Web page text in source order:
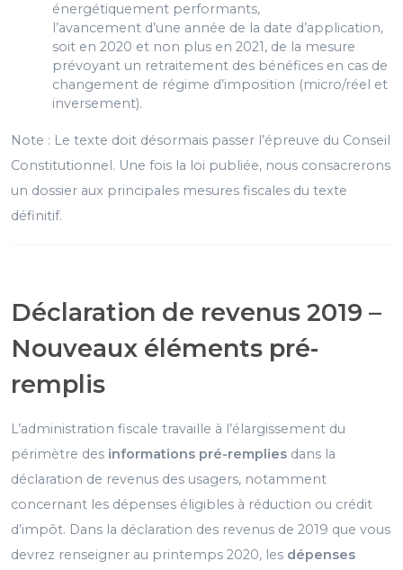
énergétiquement performants,
l’avancement d’une année de la date d’application,
soit en 2020 et non plus en 2021, de la mesure
prévoyant un retraitement des bénéfices en cas de
changement de régime d’imposition (micro/réel et
inversement).
Note : Le texte doit désormais passer l’épreuve du Conseil
Constitutionnel. Une fois la loi publiée, nous consacrerons
un dossier aux principales mesures fiscales du texte
définitif.
Déclaration de revenus 2019 –
Nouveaux éléments pré-
remplis
L’administration fiscale travaille à l’élargissement du
périmètre des informations pré-remplies dans la
déclaration de revenus des usagers, notamment
concernant les dépenses éligibles à réduction ou crédit
d’impôt. Dans la déclaration des revenus de 2019 que vous
devrez renseigner au printemps 2020, les dépenses